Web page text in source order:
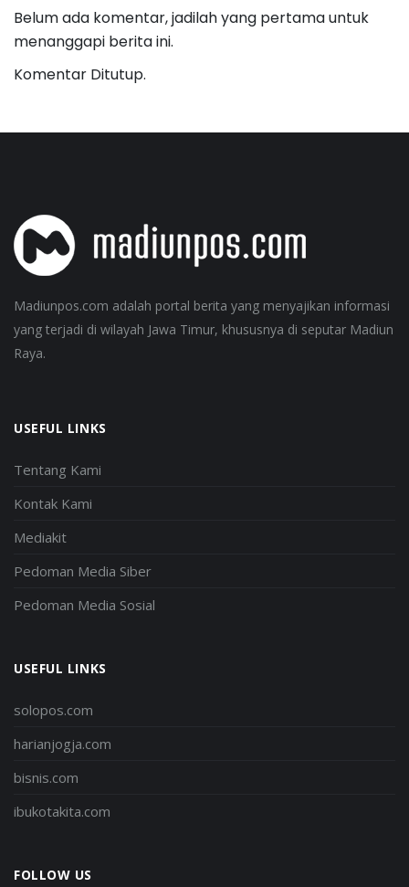
Belum ada komentar, jadilah yang pertama untuk
menanggapi berita ini.
Komentar Ditutup.
Madiunpos.com adalah portal berita yang menyajikan informasi
yang terjadi di wilayah Jawa Timur, khususnya di seputar Madiun
Raya.
USEFUL LINKS
Tentang Kami
Kontak Kami
Mediakit
Pedoman Media Siber
Pedoman Media Sosial
USEFUL LINKS
solopos.com
harianjogja.com
bisnis.com
ibukotakita.com
FOLLOW US